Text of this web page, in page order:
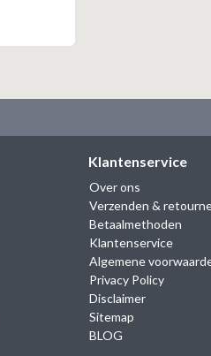
Klantenservice
Over ons
Verzenden &
Betaalmethoden
Klantenservice
Algemene
Privacy Policy
Disclaimer
Sitemap
BLOG